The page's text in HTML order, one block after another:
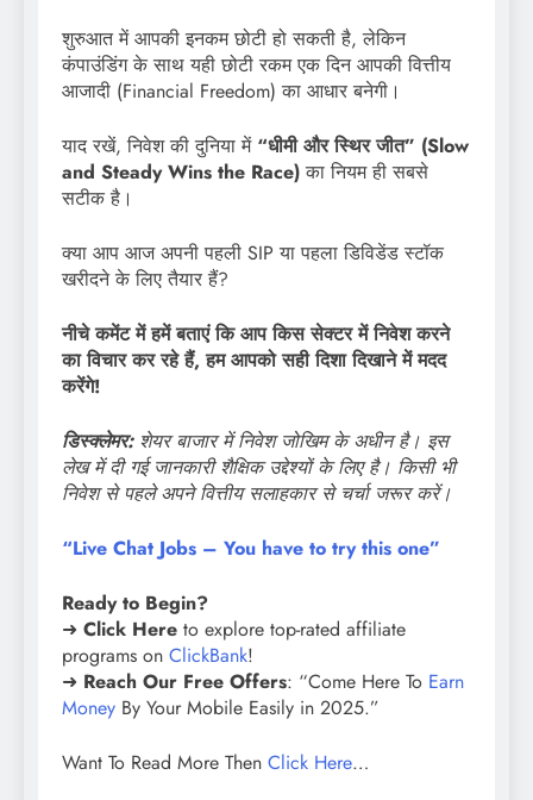
शुरुआत में आपकी इनकम छोटी हो सकती है, लेकिन
कंपाउंडिंग के साथ यही छोटी रकम एक दिन आपकी वित्तीय
आजादी (Financial Freedom) का आधार बनेगी।
याद रखें, निवेश की दुनिया में “धीमी और स्थिर जीत” (Slow
and Steady Wins the Race)का नियम ही सबसे
सटीक है।
क्या आप आज अपनी पहली SIP या पहला डिविडेंड स्टॉक
खरीदने के लिए तैयार हैं?
नीचे कमेंट में हमें बताएं कि आप किस सेक्टर में निवेश करने
का विचार कर रहे हैं, हम आपको सही दिशा दिखाने में मदद
करेंगे!
डिस्क्लेमर:शेयर बाजार में निवेश जोखिम के अधीन है। इस
लेख में दी गई जानकारी शैक्षिक उद्देश्यों के लिए है। किसी भी
निवेश से पहले अपने वित्तीय सलाहकार से चर्चा जरूर करें।
“Live Chat Jobs – You have to try this one”
Ready to Begin?
➜ Click Here to explore top-rated affiliate
programs on ClickBank!
➜ Reach Our Free Offers: “Come Here To Earn
Money By Your Mobile Easily in 2025.”
Want To Read More Then Click Here…